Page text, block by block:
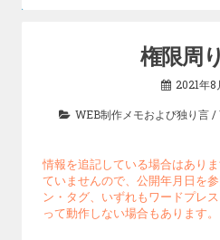
権限周
2021年8
WEB制作メモおよび独り言 /
情報を追記している場合はあり
ていませんので、公開年月日を
ン・タグ、いずれもワードプレ
って動作しない場合もあります。